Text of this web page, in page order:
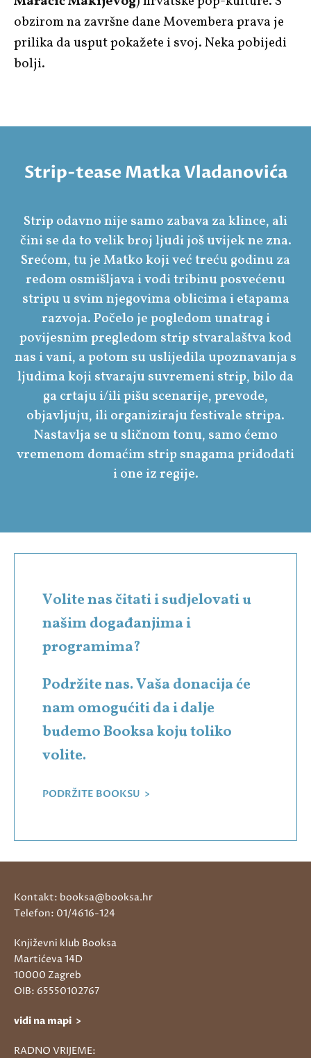
obzirom na završne dane Movembera prava je
prilika da usput pokažete i svoj. Neka pobijedi
bolji.
Strip-tease Matka Vladanovića
Strip odavno nije samo zabava za klince, ali
čini se da to velik broj ljudi još uvijek ne zna.
Srećom, tu je Matko koji već treću godinu za
redom osmišljava i vodi tribinu posvećenu
stripu u svim njegovima oblicima i etapama
razvoja. Počelo je pogledom unatrag i
povijesnim pregledom strip stvaralaštva kod
nas i vani, a potom su uslijedila upoznavanja s
ljudima koji stvaraju suvremeni strip, bilo da
ga crtaju i/ili pišu scenarije, prevode,
objavljuju, ili organiziraju festivale stripa.
Nastavlja se u sličnom tonu, samo ćemo
vremenom domaćim strip snagama pridodati
i one iz regije.
Volite nas čitati i sudjelovati u
našim događanjima i
programima?
Podržite nas. Vaša donacija će
nam omogućiti da i dalje
budemo Booksa koju toliko
volite.
PODRŽITE BOOKSU >
Kontakt: booksa@booksa.hr
Telefon: 01/4616-124
Književni klub Booksa
Martićeva 14D
10000 Zagreb
OIB: 65550102767
vidi na mapi >
RADNO VRIJEME: